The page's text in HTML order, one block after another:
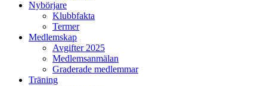
Nybörjare
Klubbfakta
Termer
Medlemskap
Avgifter 2025
Medlemsanmälan
Graderade medlemmar
Träning